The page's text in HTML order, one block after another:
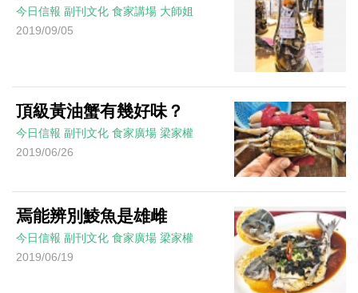
今日信報 副刊文化 食家講場 大師姐
2019/09/05
頂級黃油蟹有幾好味？
今日信報 副刊文化 食家廣場 梁家權
2019/06/26
焉能辨別鯪魚是雄雌
今日信報 副刊文化 食家廣場 梁家權
2019/06/19